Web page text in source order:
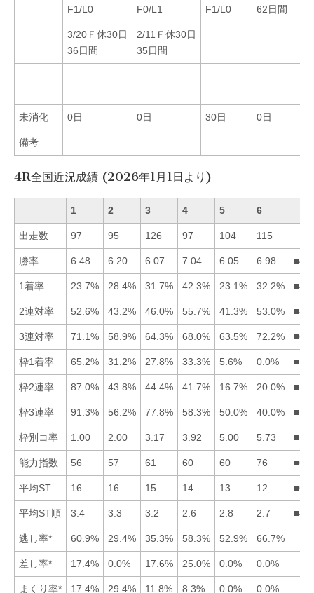
F1/L0
F0/L1
F1/L0
62日間
3/20Ｆ休30日
36日間
2/11Ｆ休30日
35日間
未消化 0日 0日 30日 0日
備考
4R全国近況成績 (2026年1月1日より)
1 2 3 4 5 6
出走数 97 95 126 97 104 115
勝率 6.48 6.20 6.07 7.04 6.05 6.98
1着率 23.7% 28.4% 31.7% 42.3% 23.1% 32.2%
2連対率 52.6% 43.2% 46.0% 55.7% 41.3% 53.0%
3連対率 71.1% 58.9% 64.3% 68.0% 63.5% 72.2%
枠1着率 65.2% 31.2% 27.8% 33.3% 5.6% 0.0%
枠2連率 87.0% 43.8% 44.4% 41.7% 16.7% 20.0%
枠3連率 91.3% 56.2% 77.8% 58.3% 50.0% 40.0%
枠別コ率 1.00 2.00 3.17 3.92 5.00 5.73
能力指数 56 57 61 60 60 76
平均ST 16 16 15 14 13 12
平均ST順 3.4 3.3 3.2 2.6 2.8 2.7
逃し率* 60.9% 29.4% 35.3% 58.3% 52.9% 66.7%
差し率* 17.4% 0.0% 17.6% 25.0% 0.0% 0.0%
まくり率* 17.4% 29.4% 11.8% 8.3% 0.0% 0.0%